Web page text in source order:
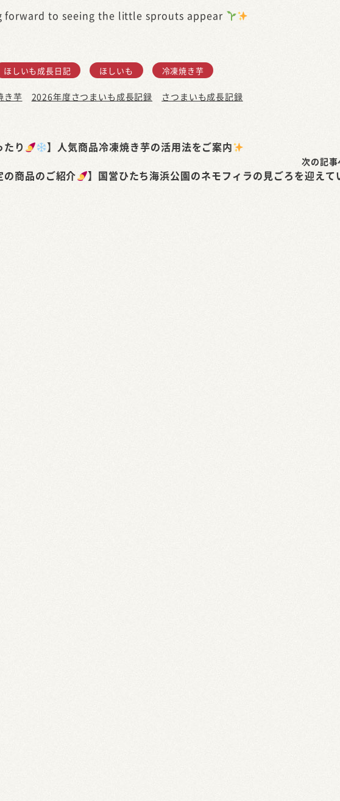
forward to seeing the little sprouts appear
ほしいも成長日記 ほしいも 冷凍焼き芋
き芋 2026年度さつまいも成長記録 さつまいも成長記録
たり 】人気商品冷凍焼き芋の活用法をご案内
次の記
の商品のご紹介
】国営ひたち海浜公園のネモフィラの見ごろを迎えて